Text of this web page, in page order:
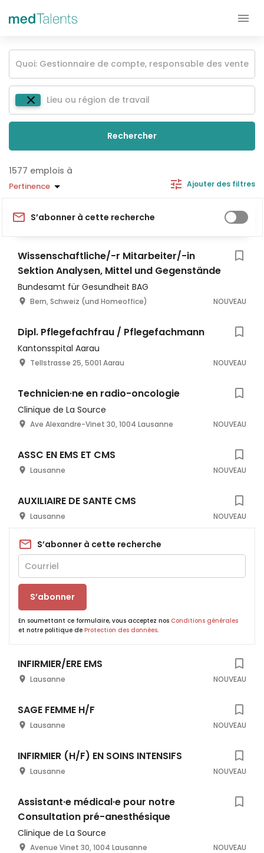
Rechercher
emplois à
Pertinence Ajouter des filtres
S’abonner à cette recherche
Wissenschaftliche/-r Mitarbeiter/-in
Sektion Analysen, Mittel und Gegenstände
Bundesamt für Gesundheit BAG
Bern, Schweiz (und Homeoffice) NOUVEAU
Dipl. Pflegefachfrau / Pflegefachmann
Kantonsspital Aarau
Tellstrasse 25, 5001 Aarau NOUVEAU
Technicien·ne en radio-oncologie
Clinique de La Source
Ave Alexandre-Vinet 30, 1004 Lausanne NOUVEAU
ASSC EN EMS ET CMS
Lausanne NOUVEAU
AUXILIAIRE DE SANTE CMS
Lausanne NOUVEAU
S’abonner à cette recherche
S’abonner
En soumettant ce formulaire, vous acceptez nos Conditions générales
et notre politique de Protection des données.
INFIRMIER/ERE EMS
Lausanne NOUVEAU
SAGE FEMME H/F
Lausanne NOUVEAU
INFIRMIER (H/F) EN SOINS INTENSIFS
Lausanne NOUVEAU
Assistant·e médical·e pour notre
Consultation pré-anesthésique
Clinique de La Source
Avenue Vinet 30, 1004 Lausanne NOUVEAU